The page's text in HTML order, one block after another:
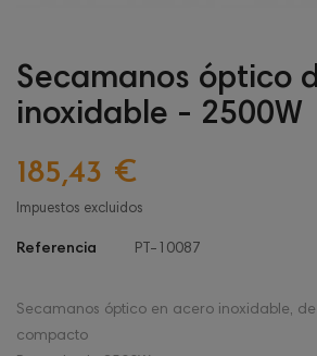
Secamanos óptico
inoxidable - 2500W
185,43 €
Impuestos excluidos
Referencia PT-10087
Secamanos óptico en acero inoxidable,
compacto